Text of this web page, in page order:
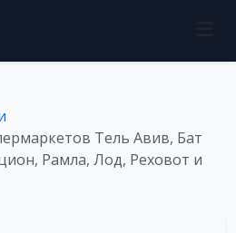
Тель Авив, Бат
Рамла, Лод, Реховот и